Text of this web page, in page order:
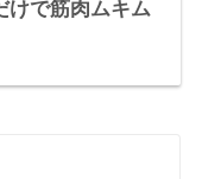
けで筋肉ムキム